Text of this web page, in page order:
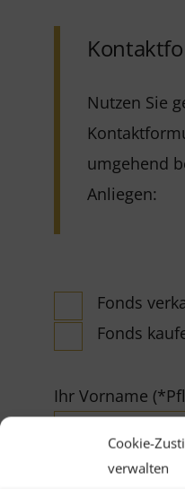
Cookie-
verwalten
Nutzen Sie
umgehend
Anliegen:
Fonds
Fonds
Ihr Vorname